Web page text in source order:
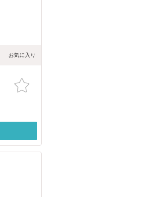
お気に入り